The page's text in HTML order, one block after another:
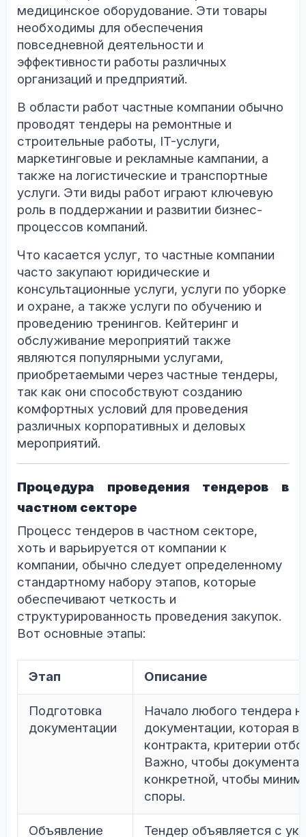
медицинское оборудование. Эти товары
необходимы для обеспечения
повседневной деятельности и
эффективности работы различных
организаций и предприятий.
В области работ частные компании обычно
проводят тендеры на ремонтные и
строительные работы, IT-услуги,
маркетинговые и рекламные кампании, а
также на логистические и транспортные
услуги. Эти виды работ играют ключевую
роль в поддержании и развитии бизнес-
процессов компаний.
Что касается услуг, то частные компании
часто закупают юридические и
консультационные услуги, услуги по уборке
и охране, а также услуги по обучению и
проведению тренингов. Кейтеринг и
обслуживание мероприятий также
являются популярными услугами,
приобретаемыми через частные тендеры,
так как они способствуют созданию
комфортных условий для проведения
различных корпоративных и деловых
мероприятий.
Процедура проведения тендеров в
частном секторе
Процесс тендеров в частном секторе,
хоть и варьируется от компании к
компании, обычно следует определенному
стандартному набору этапов, которые
обеспечивают четкость и
структурированность проведения закупок.
Вот основные этапы:
Этап Описание
Подготовка
документации
Начало любого тендера
документации, которая
контракта, критерии
Важно, чтобы
конкретной, чтобы
споры.
Объявление Тендер объявляется с